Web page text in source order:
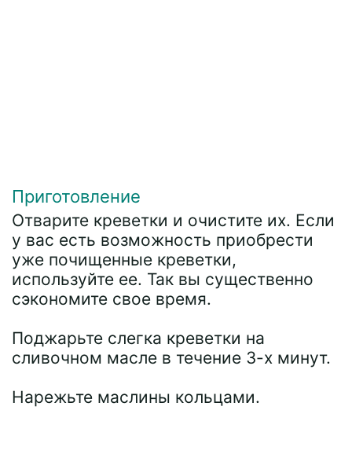
Приготовление
Отварите креветки и очистите их. Если
у вас есть возможность приобрести
уже почищенные креветки,
используйте ее. Так вы существенно
сэкономите свое время.
Поджарьте слегка креветки на
сливочном масле в течение 3-х минут.
Нарежьте маслины кольцами.